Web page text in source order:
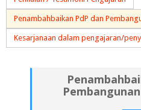
Penambahbaikan PdP dan
Kesarjanaan dalam pengajaran/